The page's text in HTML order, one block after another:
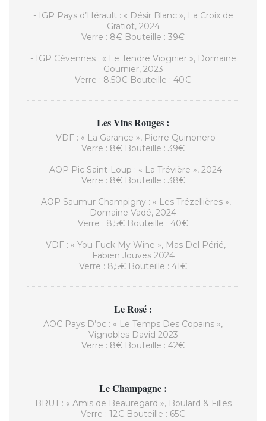
- IGP Pays d’Hérault : « Désir Blanc », La Croix de
Gratiot, 2024
Verre : 8€ Bouteille : 39€
- IGP Cévennes : « Le Tendre Viognier », Domaine
Gournier, 2023
Verre : 8,50€ Bouteille : 40€
Les Vins Rouges :
- VDF : « La Garance », Pierre Quinonero
Verre : 8€ Bouteille : 39€
- AOP Pic Saint-Loup : « La Trévière », 2024
Verre : 8€ Bouteille : 38€
- AOP Saumur Champigny : « Les Trézellières »,
Domaine Vadé, 2024
Verre : 8,5€ Bouteille : 40€
- VDF : « You Fuck My Wine », Mas Del Périé,
Fabien Jouves 2024
Verre : 8,5€ Bouteille : 41€
Le Rosé :
AOC Pays D’oc : « Le Temps Des Copains »,
Vignobles David 2023
Verre : 8€ Bouteille : 42€
Le Champagne :
BRUT : « Amis de Beauregard », Boulard & Filles
Verre : 12€ Bouteille : 65€